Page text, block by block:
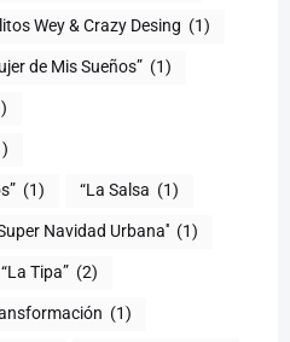
Wey & Crazy Desing (1)
de Mis Sueños” (1)
(1) “La Salsa (1)
Navidad Urbana'' (1)
“La Tipa” (2)
(1)